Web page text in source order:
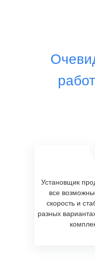
Установщик
все
скорость и
разных